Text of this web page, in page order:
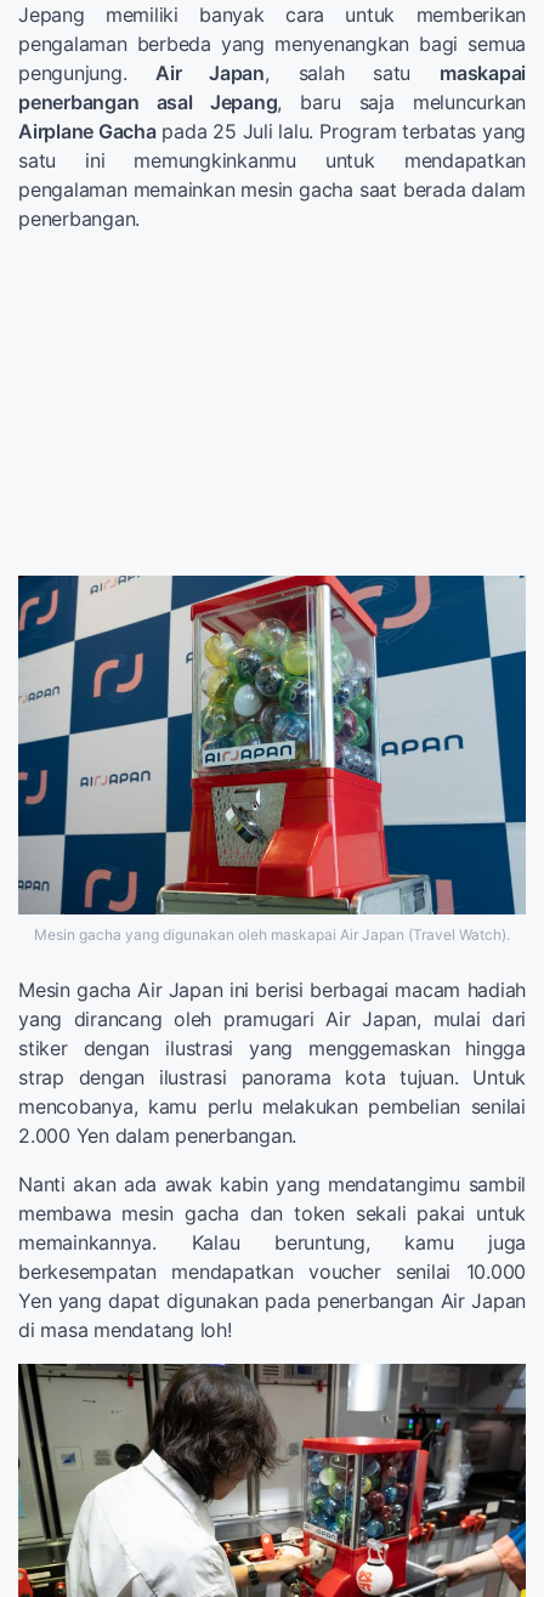
Jepang memiliki banyak cara untuk memberikan
pengalaman berbeda yang menyenangkan bagi semua
pengunjung. Air Japan, salah satu maskapai
penerbangan asal Jepang, baru saja meluncurkan
Airplane Gachapada 25 Juli lalu. Program terbatas yang
satu ini memungkinkanmu untuk mendapatkan
pengalaman memainkan mesin gacha saat berada dalam
penerbangan.
Mesin gacha yang digunakan oleh maskapai Air Japan (Travel Watch).
Mesin gacha Air Japan ini berisi berbagai macam hadiah
yang dirancang oleh pramugari Air Japan, mulai dari
stiker dengan ilustrasi yang menggemaskan hingga
strap dengan ilustrasi panorama kota tujuan. Untuk
mencobanya, kamu perlu melakukan pembelian senilai
2.000 Yen dalam penerbangan.
Nanti akan ada awak kabin yang mendatangimu sambil
membawa mesin gacha dan token sekali pakai untuk
memainkannya. Kalau beruntung, kamu juga
berkesempatan mendapatkan voucher senilai 10.000
Yen yang dapat digunakan pada penerbangan Air Japan
di masa mendatang loh!